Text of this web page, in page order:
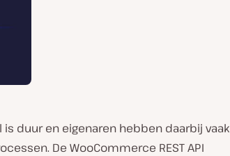
duur en eigenaren hebben daarbij vaak
De WooCommerce REST API